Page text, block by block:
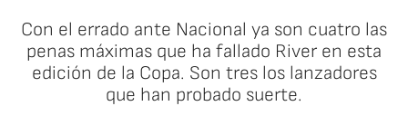
Con el errado ante Nacional ya son cuatro las
penas máximas que ha fallado River en esta
edición de la Copa. Son tres los lanzadores
que han probado suerte.